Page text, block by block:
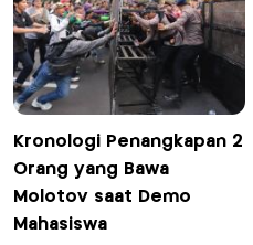
Kronologi Penangkapan 2
Orang yang Bawa
Molotov saat Demo
Mahasiswa